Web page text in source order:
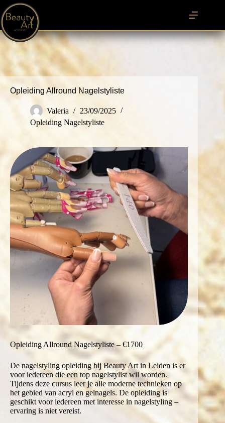
naar
de
inhoud
Opleiding Allround Nagelstyliste
Valeria
23/09/2025
Opleiding Nagelstyliste
Opleiding Allround Nagelstyliste – €1700
De nagelstyling opleiding bij Beauty Art in Leiden is er
voor iedereen die een top nagelstylist wil worden.
Tijdens deze cursus leer je alle moderne technieken op
het gebied van acryl en gelnagels. De opleiding is
geschikt voor iedereen met interesse in nagelstyling –
ervaring is niet vereist.